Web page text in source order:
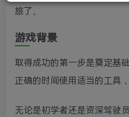
旅了。
游戏背景
取得成功的第一步是奠定基
正确的时间使用适当的工具
无论是初学者还是资深驾驶